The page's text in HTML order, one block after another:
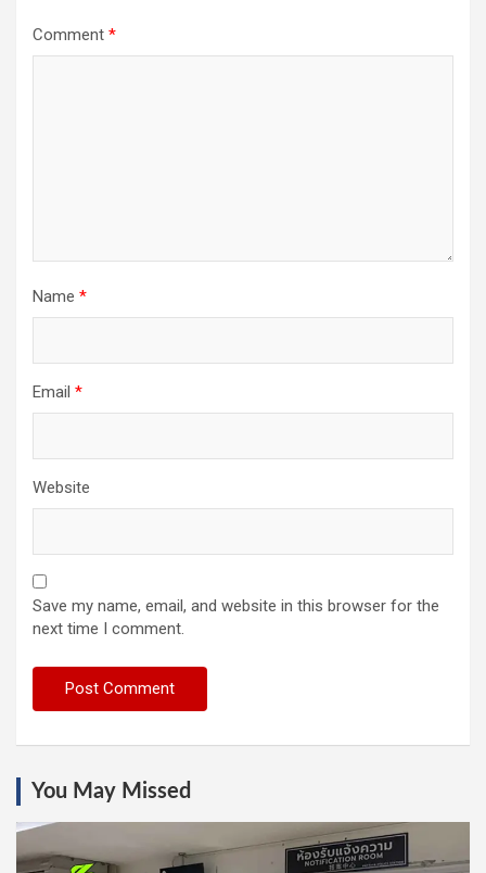
Comment *
Name *
Email *
Website
Save my name, email, and website in this browser for the
next time I comment.
You May Missed